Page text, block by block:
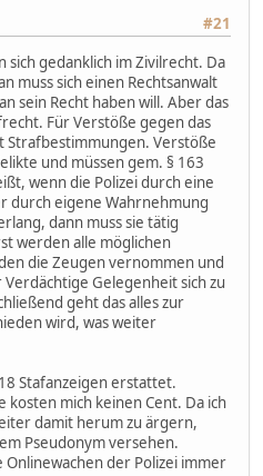
#21
gedanklich im Zivilrecht. Da
muss sich einen Rechtsanwalt
sein Recht haben will. Aber das
Für Verstöße gegen das
Strafbestimmungen. Verstöße
und müssen gem. § 163
wenn die Polizei durch eine
durch eigene Wahrnehmung
dann muss sie tätig
werden alle möglichen
die Zeugen vernommen und
Gelegenheit sich zu
geht das alles zur
wird, was weiter
Stafanzeigen erstattet.
kosten mich keinen Cent. Da ich
damit herum zu ärgern,
Pseudonym versehen.
der Polizei immer